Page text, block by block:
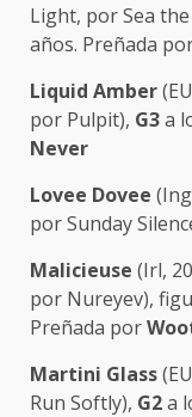
Light, por Sea
años. Preñada
Liquid Amber
por Pulpit), G3a
Never
Lovee Dovee
por Sunday
Malicieuse (Irl,
por Nureyev),
Preñada por
Martini Glass
Run Softly), G2a